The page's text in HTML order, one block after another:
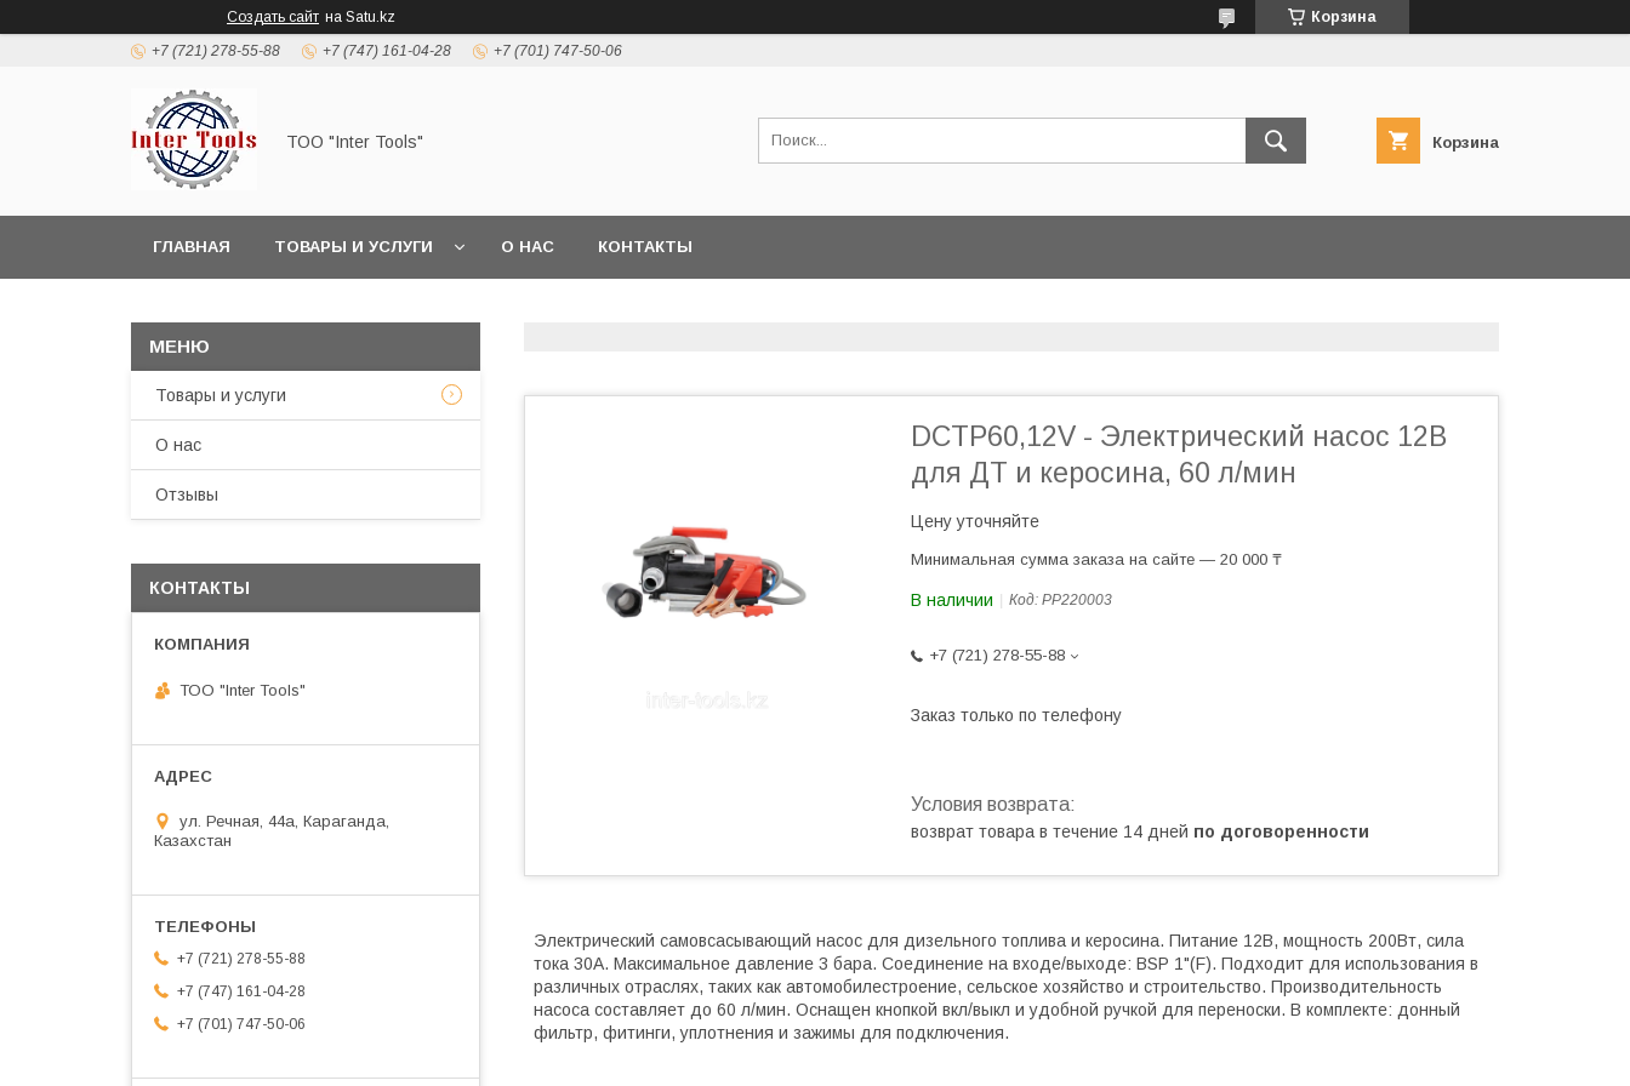
Создать сайт на Satu.kz Корзина
+7 (721) 278-55-88 +7 (747) 161-04-28 +7 (701) 747-50-06
ТОО "Inter Tools" Корзина
ГЛАВНАЯ ТОВАРЫ И УСЛУГИ О НАС КОНТАКТЫ
DCTP60,12V - Электрический насос 12В
для ДТ и керосина, 60 л/мин
Цену уточняйте
Минимальная сумма заказа на сайте — 20 000 ₸
В наличии Код: PP220003
+7 (721) 278-55-88
Заказ только по телефону
возврат товара в течение 14 дней по договоренности
Электрический самовсасывающий насос для дизельного топлива и керосина. Питание 12В, мощность 200Вт, сила
тока 30А. Максимальное давление 3 бара. Соединение на входе/выходе: BSP 1"(F). Подходит для использования в
различных отраслях, таких как автомобилестроение, сельское хозяйство и строительство. Производительность
насоса составляет до 60 л/мин. Оснащен кнопкой вкл/выкл и удобной ручкой для переноски. В комплекте: донный
фильтр, фитинги, уплотнения и зажимы для подключения.
Товары и услуги
О нас
Отзывы
КОНТАКТЫ
ТОО "Inter Tools"
ул. Речная, 44а, Караганда,
Казахстан
+7 (721) 278-55-88
+7 (747) 161-04-28
+7 (701) 747-50-06